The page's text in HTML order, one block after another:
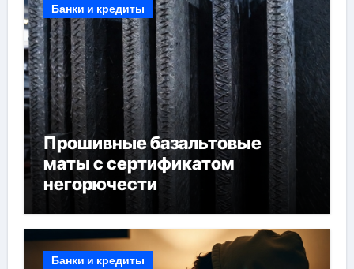
Банки и кредиты
Прошивные базальтовые
маты с сертификатом
негорючести
Банки и кредиты